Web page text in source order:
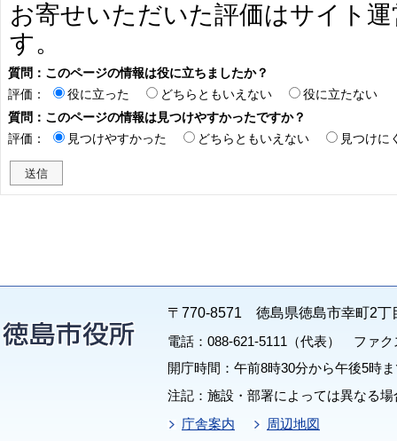
お寄せいただいた評価はサイト
す。
質問：このページの情報は役に立ちましたか？
評価：
役に立った どちらともいえない
役に立たない
質問：このページの情報は見つけやすかったですか？
評価：
見つけやすかった どちらともいえない 見つけに
〒770-8571 徳島県徳島市幸町2丁
電話：088-621-5111（代表） ファク
開庁時間：午前8時30分から午後5時
注記：施設・部署によっては異なる
庁舎案内
周辺地図